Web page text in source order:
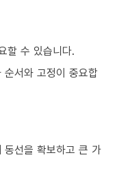
할 수 있습니다.
서와 고정이 중요합
선을 확보하고 큰 가